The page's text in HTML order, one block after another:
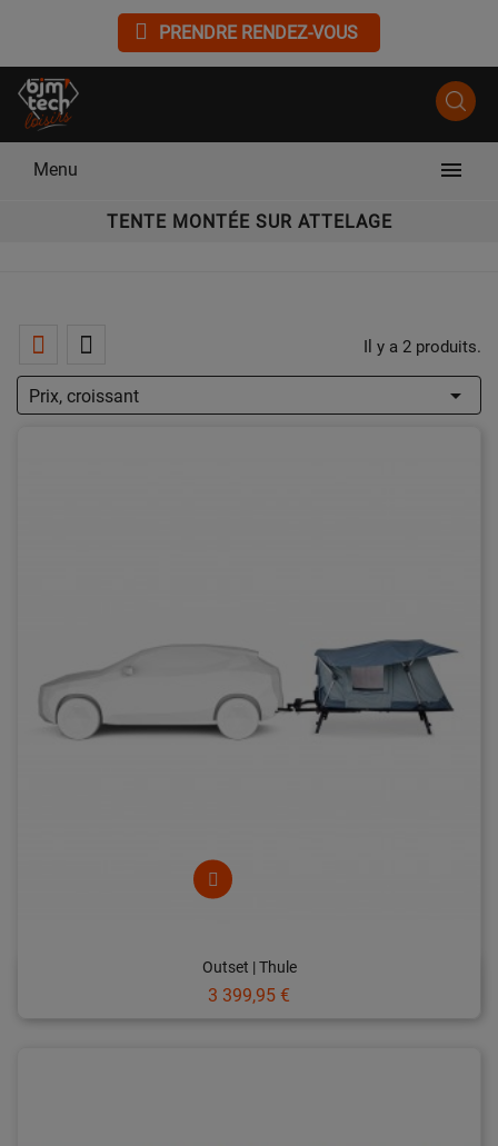
PRENDRE RENDEZ-VOUS
Menu 
TENTE MONTÉE SUR ATTELAGE
Il y a 2 produits.
Prix, croissant 
Outset | Thule
Prix
3 399,95 €